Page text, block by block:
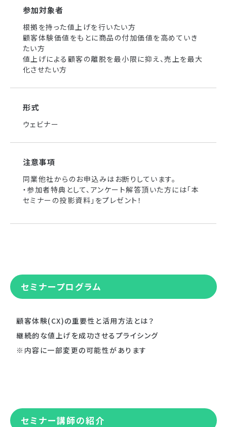
参加対象者
根拠を持った値上げを行いたい方
顧客体験価値をもとに商品の付加価値を高めていき
たい方
値上げによる顧客の離脱を最小限に抑え、売上を最大
化させたい方
形式
ウェビナー
注意事項
同業他社からのお申込みはお断りしています。
・参加者特典として、アンケート解答頂いた方には「本
セミナーの投影資料」をプレゼント！
セミナープログラム
顧客体験(CX)の重要性と活用方法とは？
継続的な値上げを成功させるプライシング
※内容に一部変更の可能性があります
セミナー講師の紹介